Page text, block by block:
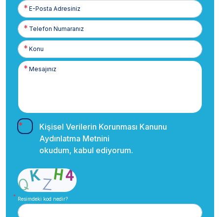
E-
Posta
Telefon
Numaranız
Kişisel Verilerin Korunması Kanunu
Aydınlatma Metnini
okudum, kabul ediyorum.
Resimdeki kod nedir?